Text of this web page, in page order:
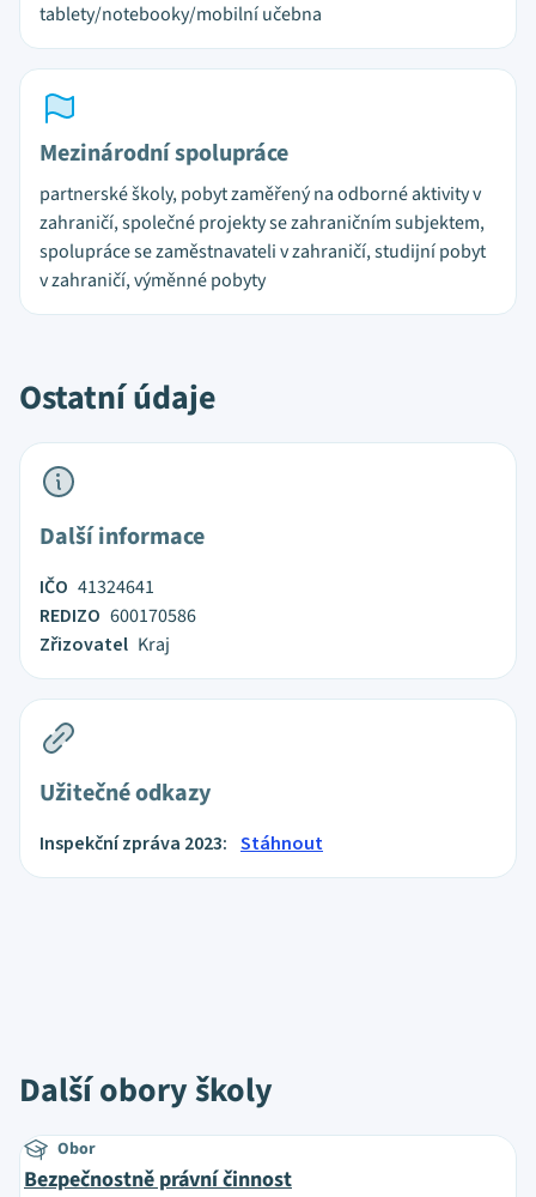
tablety/notebooky/mobilní učebna
Mezinárodní spolupráce
partnerské školy, pobyt zaměřený na odborné aktivity v
zahraničí, společné projekty se zahraničním subjektem,
spolupráce se zaměstnavateli v zahraničí, studijní pobyt
v zahraničí, výměnné pobyty
Ostatní údaje
Další informace
IČO 41324641
REDIZO 600170586
Zřizovatel Kraj
Užitečné odkazy
Inspekční zpráva 2023: Stáhnout
Další obory školy
Obor
Bezpečnostně právní činnost